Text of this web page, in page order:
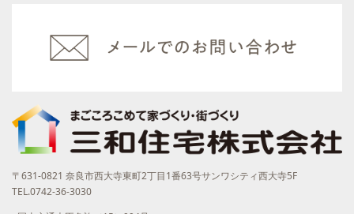
〒631-0821 奈良市西大寺東町2丁目1番63号サンワシティ西大寺5F
TEL.0742-36-3030